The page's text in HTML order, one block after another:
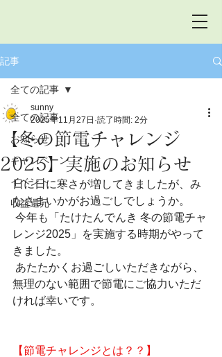
記事
全ての記事
お知らせ
キャンペーン
イベント
収益還元
全ての記事
【冬の節電チャレンジ
2025】実施のお知らせ
sunny
2025年11月27日 読了時間: 2分
日に日に寒さが増してきましたが、み
なさまいかがお過ごしでしょうか。
レンジ2025」を実施する時期がやって
きました。
無理のない範囲で節電にご協力いただ
ければ幸いです。
【節電チャレンジとは？？】